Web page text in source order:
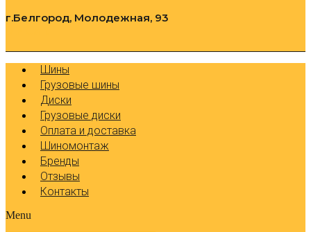
г.Белгород, Молодежная, 93
Шины
Грузовые шины
Диски
Грузовые диски
Оплата и доставка
Шиномонтаж
Бренды
Отзывы
Контакты
Menu